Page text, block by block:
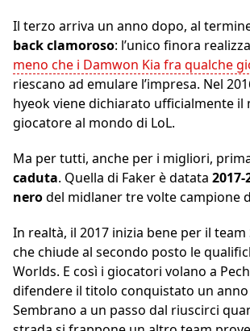
Il terzo arriva un anno dopo, al
back clamoroso: l’unico finora
meno che i Damwon Kia fra qualche
riescano ad emulare l’impresa. Nel
hyeok viene dichiarato ufficialmente il
giocatore al mondo di LoL.
Ma per tutti, anche per i migliori,
caduta. Quella di Faker è datata 2017-
nerodel midlaner tre volte campione
In realtà, il 2017 inizia bene per il team
che chiude al secondo posto le
Worlds. E così i giocatori volano a
difendere il titolo conquistato un
Sembrano a un passo dal riuscirci